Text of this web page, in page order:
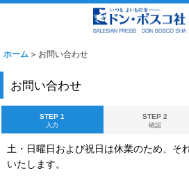
ホーム > お問い合わせ
お問い合わせ
STEP 1
入力
STEP 2
確認
土・日曜日および祝日は休業のため、そ
いたします。